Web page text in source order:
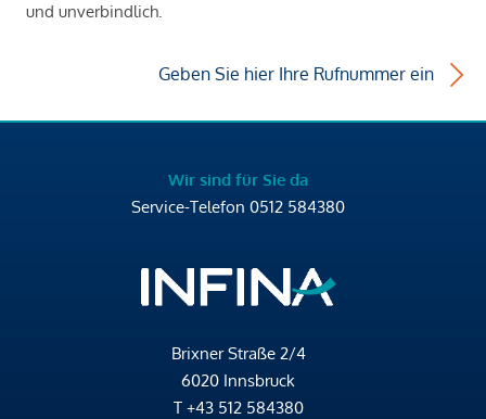
und unverbindlich.
Geben Sie hier Ihre Rufnummer ein
Wir sind für Sie da
Service-Telefon 0512 584380
Brixner Straße 2/4
6020 Innsbruck
T +43 512 584380